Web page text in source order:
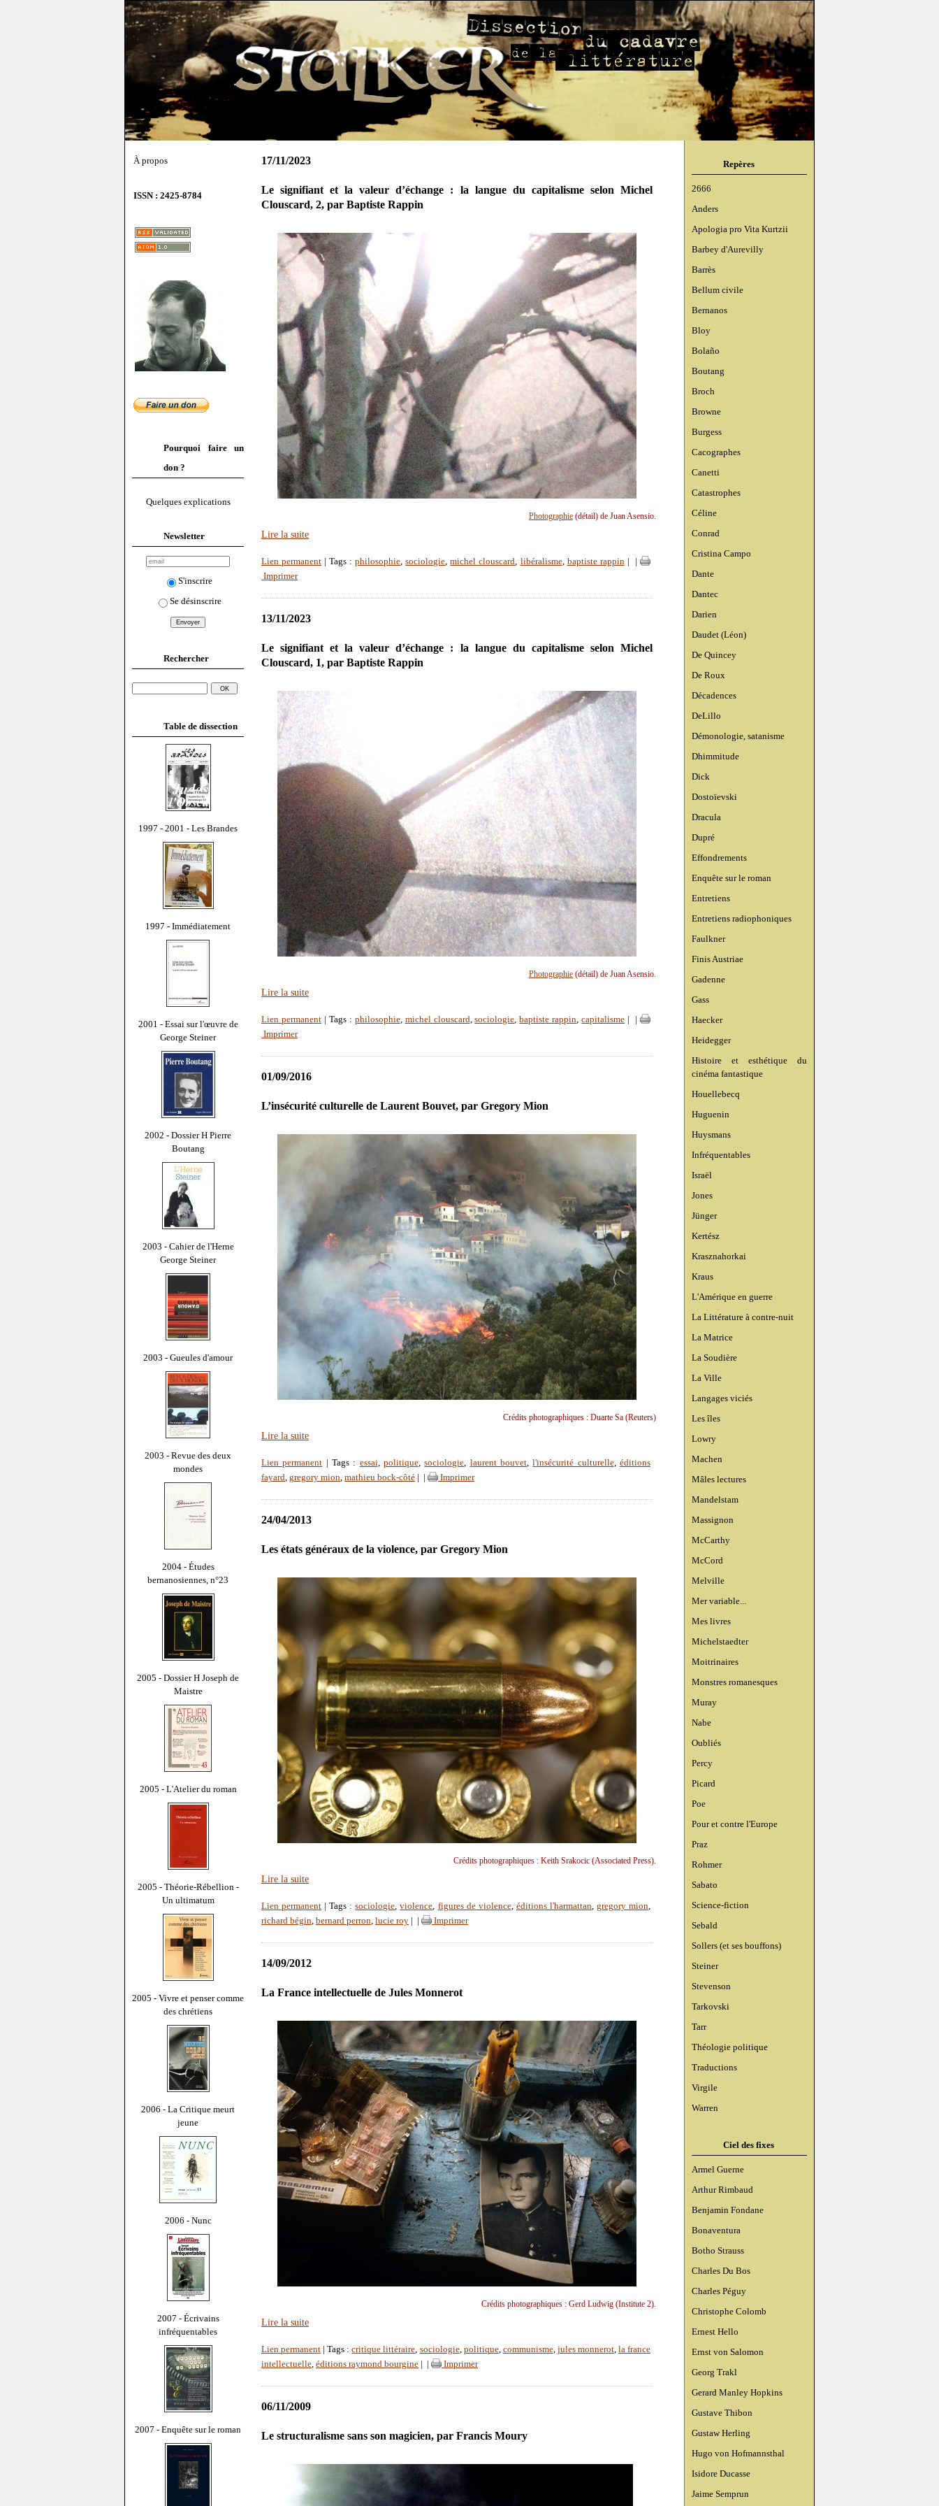
À propos
ISSN : 2425-8784
Pourquoi faire un
don ?
Quelques explications
Newsletter
S'inscrire
Se désinscrire
Rechercher
Table de dissection
1997 - 2001 - Les Brandes
1997 - Immédiatement
2001 - Essai sur l'œuvre de
George Steiner
2002 - Dossier H Pierre
Boutang
2003 - Cahier de l'Herne
George Steiner
2003 - Gueules d'amour
2003 - Revue des deux
mondes
2004 - Études
bernanosiennes, n°23
2005 - Dossier H Joseph de
Maistre
2005 - L'Atelier du roman
2005 - Théorie-Rébellion -
Un ultimatum
2005 - Vivre et penser comme
des chrétiens
2006 - La Critique meurt
jeune
2006 - Nunc
2007 - Écrivains
infréquentables
2007 - Enquête sur le roman
Repères
2666
Anders
Apologia pro Vita Kurtzii
Barbey d'Aurevilly
Barrès
Bellum civile
Bernanos
Bloy
Bolaño
Boutang
Broch
Browne
Burgess
Cacographes
Canetti
Catastrophes
Céline
Conrad
Cristina Campo
Dante
Dantec
Darien
Daudet (Léon)
De Quincey
De Roux
Décadences
DeLillo
Démonologie, satanisme
Dhimmitude
Dick
Dostoïevski
Dracula
Dupré
Effondrements
Enquête sur le roman
Entretiens
Entretiens radiophoniques
Faulkner
Finis Austriae
Gadenne
Gass
Haecker
Heidegger
Histoire et esthétique du
cinéma fantastique
Houellebecq
Huguenin
Huysmans
Infréquentables
Israël
Jones
Jünger
Kertész
Krasznahorkai
Kraus
L'Amérique en guerre
La Littérature à contre-nuit
La Matrice
La Soudière
La Ville
Langages viciés
Les îles
Lowry
Machen
Mâles lectures
Mandelstam
Massignon
McCarthy
McCord
Melville
Mer variable...
Mes livres
Michelstaedter
Moitrinaires
Monstres romanesques
Muray
Nabe
Oubliés
Percy
Picard
Poe
Pour et contre l'Europe
Praz
Rohmer
Sabato
Science-fiction
Sebald
Sollers (et ses bouffons)
Steiner
Stevenson
Tarkovski
Tarr
Théologie politique
Traductions
Virgile
Warren
Ciel des fixes
Armel Guerne
Arthur Rimbaud
Benjamin Fondane
Bonaventura
Botho Strauss
Charles Du Bos
Charles Péguy
Christophe Colomb
Ernest Hello
Ernst von Salomon
Georg Trakl
Gerard Manley Hopkins
Gustave Thibon
Gustaw Herling
Hugo von Hofmannsthal
Isidore Ducasse
Jaime Semprun
17/11/2023
Le signifiant et la valeur d’échange : la langue du capitalisme selon Michel
Clouscard, 2, par Baptiste Rappin
Photographie(détail) de Juan Asensio.
Lire la suite
Lien permanent | Tags :philosophie,sociologie,michel clouscard, libéralisme, baptiste rappin|
Imprimer
13/11/2023
Le signifiant et la valeur d’échange : la langue du capitalisme selon Michel
Clouscard, 1, par Baptiste Rappin
Photographie(détail) de Juan Asensio.
Lire la suite
Lien permanent| Tags : philosophie, michel clouscard,sociologie,baptiste rappin,capitalisme
Imprimer
01/09/2016
L’insécurité culturelle de Laurent Bouvet, par Gregory Mion
Crédits photographiques : Duarte Sa (Reuters)
Lire la suite
Lien permanent | Tags : essai, politique,sociologie, laurent bouvet,l'insécurité culturelle, éditions
fayard, gregory mion, mathieu bock-côté Imprimer
24/04/2013
Les états généraux de la violence, par Gregory Mion
Crédits photographiques : Keith Srakocic (Associated Press).
Lire la suite
Lien permanent | Tags :sociologie,violence, figures de violence, éditions l'harmattan, gregory mion,
richard bégin, bernard perron, lucie roy Imprimer
14/09/2012
La France intellectuelle de Jules Monnerot
Crédits photographiques : Gerd Ludwig (Institute 2).
Lire la suite
Lien permanent | Tags :critique littéraire, sociologie, politique, communisme, jules monnerot, la france
intellectuelle, éditions raymond bourgine Imprimer
06/11/2009
Le structuralisme sans son magicien, par Francis Moury